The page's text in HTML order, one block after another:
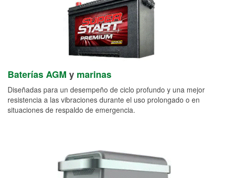
Baterías AGM y marinas
Diseñadas para un desempeño de ciclo profundo y una mejor
resistencia a las vibraciones durante el uso prolongado o en
situaciones de respaldo de emergencia.